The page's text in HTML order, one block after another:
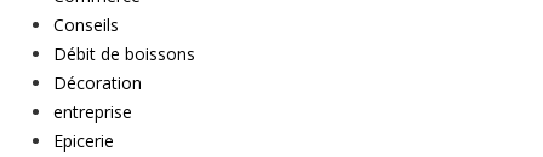
Conseils
Débit de boissons
Décoration
entreprise
Epicerie